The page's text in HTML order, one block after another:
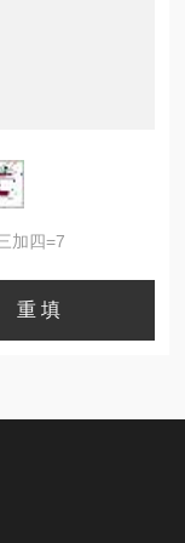
加四=7